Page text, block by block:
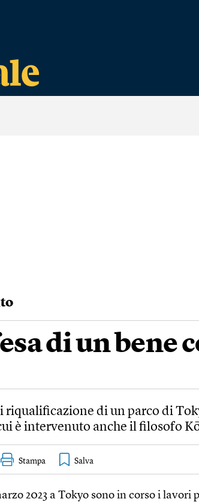
di un bene
riqualificazione di un parco di
è intervenuto anche il filosofo
Stampa
2023 a Tokyo sono in corso i lavori